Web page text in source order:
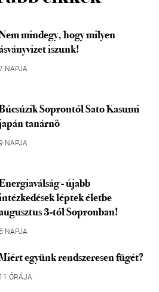
mindegy, hogy milyen
iszunk!
NAPJA
Soprontól Sato Kasumi
tanárnő
NAPJA
- újabb
léptek életbe
3-tól Sopronban!
5 NAPJA
együnk rendszeresen fügét?
11 ÓRÁJA